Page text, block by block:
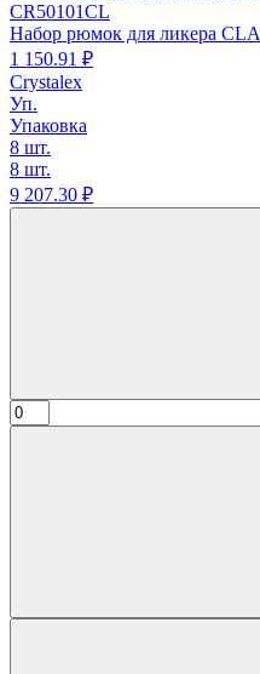
CR50101CL
Набор рюмок для ликера
1 150.91 ₽
Crystalex
Уп.
Упаковка
8 шт.
8 шт.
9 207.30 ₽